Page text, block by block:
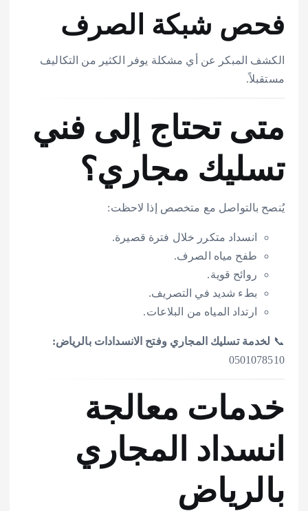
فحص شبكة الصرف
الكشف المبكر عن أي مشكلة يوفر الكثير من التكاليف
مستقبلاً.
متى تحتاج إلى فني
تسليك مجاري؟
يُنصح بالتواصل مع متخصص إذا لاحظت:
انسداد متكرر خلال فترة قصيرة.
طفح مياه الصرف.
روائح قوية.
بطء شديد في التصريف.
ارتداد المياه من البلاعات.
📞 لخدمة تسليك المجاري وفتح الانسدادات بالرياض:
0501078510
خدمات معالجة
انسداد المجاري
بالرياض